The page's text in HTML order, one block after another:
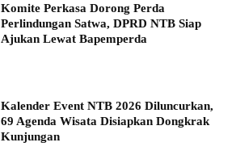
Komite Perkasa Dorong Perda
Perlindungan Satwa, DPRD NTB Siap
Ajukan Lewat Bapemperda
Kalender Event NTB 2026 Diluncurkan,
69 Agenda Wisata Disiapkan Dongkrak
Kunjungan